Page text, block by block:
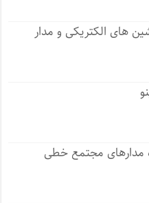
های الکتریکی و مدار
مدارهای مجتمع خطی